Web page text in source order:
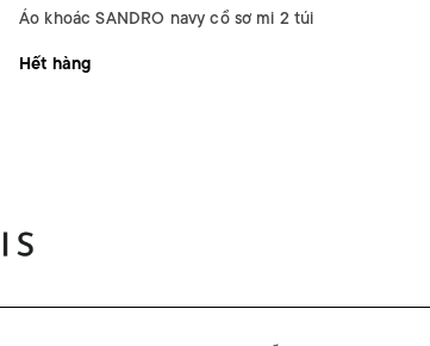
Áo khoác SANDRO navy cổ sơ mi 2 túi
Hết hàng